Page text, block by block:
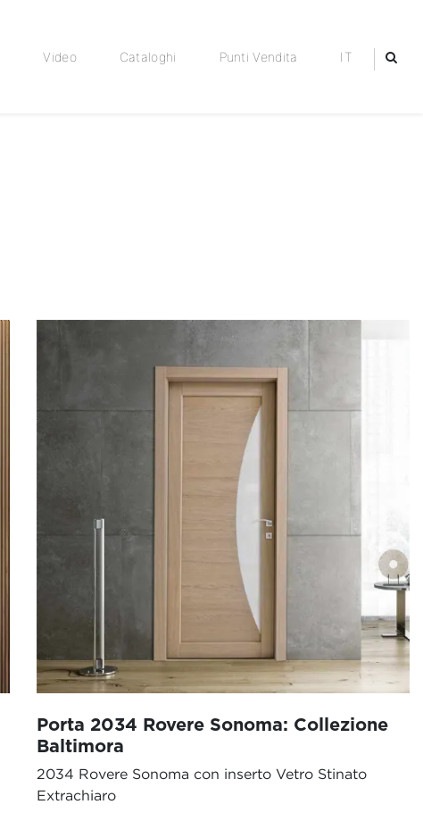
Video Cataloghi Punti Vendita IT
Porta 2034 Rovere Sonoma: Collezione
Baltimora
2034 Rovere Sonoma con inserto Vetro Stinato
Extrachiaro